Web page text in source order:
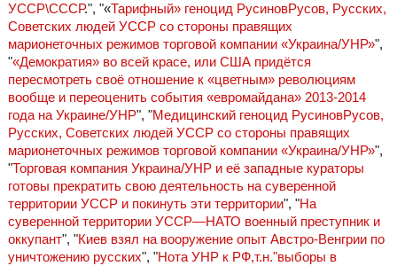
УССР\СССР.", "«Тарифный» геноцид РусиновРусов, Русских,
Советских людей УССР со стороны правящих
марионеточных режимов торговой компании «Украина/УНР»",
"«Демократия» во всей красе, или США придётся
пересмотреть своё отношение к «цветным» революциям
вообще и переоценить события «евромайдана» 2013-2014
года на Украине/УНР", "Медицинский геноцид РусиновРусов,
Русских, Советских людей УССР со стороны правящих
марионеточных режимов торговой компании «Украина/УНР»",
"Торговая компания Украина/УНР и её западные кураторы
готовы прекратить свою деятельность на суверенной
территории УССР и покинуть эти территории", "На
суверенной территории УССР—НАТО военный преступник и
оккупант", "Киев взял на вооружение опыт Австро-Венгрии по
уничтожению русских", "Нота УНР к РФ,т.н."выборы в